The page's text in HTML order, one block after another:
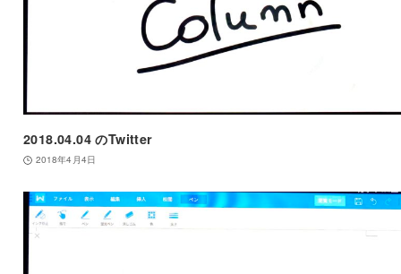
2018.04.04 のTwitter
2018年4月4日